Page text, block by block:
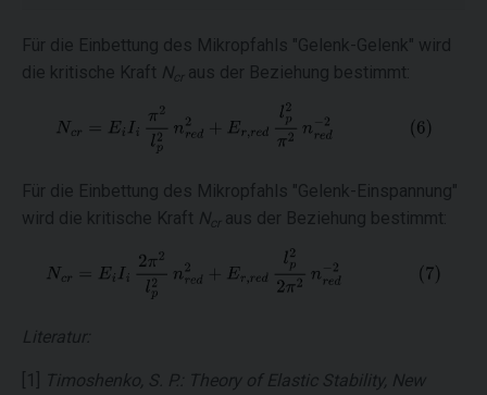
Für die Einbettung des Mikropfahls "Gelenk-Gelenk" wird
die kritische Kraft N cr aus der Beziehung bestimmt:
Für die Einbettung des Mikropfahls "Gelenk-Einspannung"
wird die kritische Kraft N cr aus der Beziehung bestimmt:
Literatur:
[1]
Timoshenko, S. P.: Theory of Elastic Stability, New